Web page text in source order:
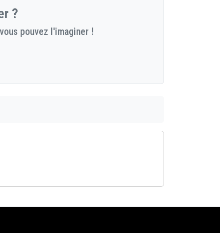
?
pouvez l'imaginer !